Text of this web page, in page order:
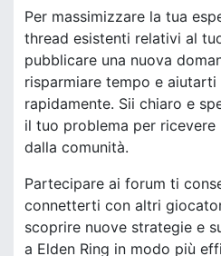
Per massimizzare la tua
thread esistenti relativi al
pubblicare una nuova
risparmiare tempo e
rapidamente. Sii chiaro e
il tuo problema per ricevere
dalla comunità.
Partecipare ai forum ti
connetterti con altri
scoprire nuove strategie e
a Elden Ring in modo più